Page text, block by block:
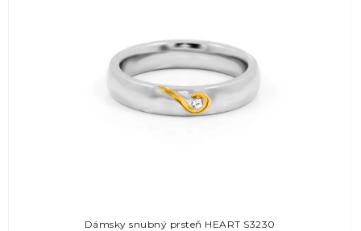
Dámsky snubný prsteň HEART S3230